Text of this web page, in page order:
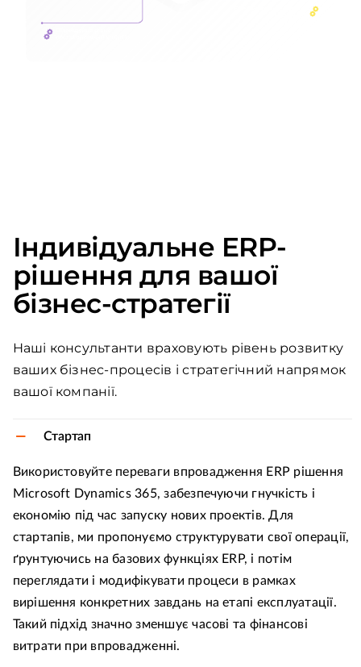
Індивідуальне ERP-
рішення для вашої
бізнес-стратегії
Наші консультанти враховують рівень розвитку
ваших бізнес-процесів і стратегічний напрямок
вашої компанії.
Стартап
Використовуйте переваги впровадження ERP рішення
Microsoft Dynamics 365, забезпечуючи гнучкість і
економію під час запуску нових проектів. Для
стартапів, ми пропонуємо структурувати свої операції,
ґрунтуючись на базових функціях ERP, і потім
переглядати і модифікувати процеси в рамках
вирішення конкретних завдань на етапі експлуатації.
Такий підхід значно зменшує часові та фінансові
витрати при впровадженні.